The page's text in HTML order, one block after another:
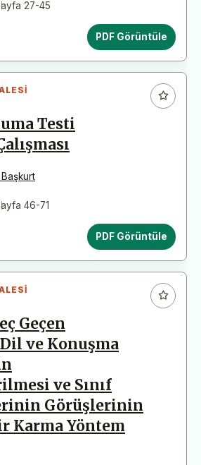
27-45
PDF Görüntüle
Testi
46-71
PDF Görüntüle
Geçen
ve Konuşma
ve Sınıf
Görüşlerinin
Karma Yöntem